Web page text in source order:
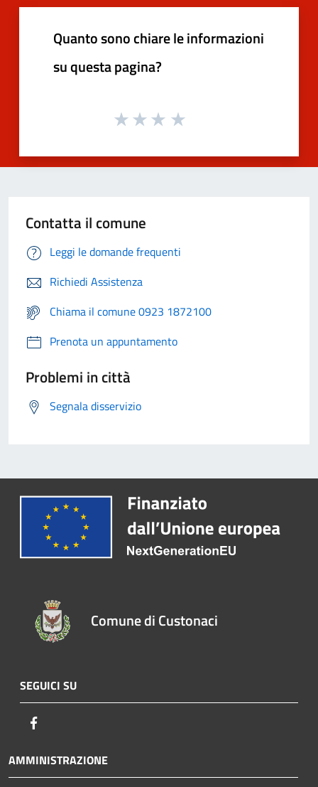
Quanto sono chiare le informazioni
su questa pagina?
Contatta il comune
Leggi le domande frequenti
Richiedi Assistenza
Chiama il comune 0923 1872100
Prenota un appuntamento
Problemi in città
Segnala disservizio
Comune di Custonaci
SEGUICI SU
AMMINISTRAZIONE